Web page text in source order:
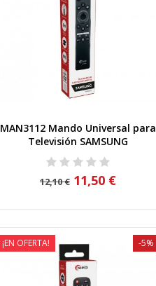
Vista rápida
MAN3112 Mando Universal para
Televisión SAMSUNG
12,10 € 11,50 €
¡EN OFERTA! -5%